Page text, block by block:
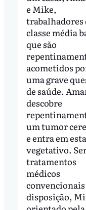
e Mike,
trabalhadores
classe média
que são
acometidos
uma grave
de saúde.
descobre
um tumor
e entra em
vegetativo.
tratamentos
médicos
convencionais
disposição,